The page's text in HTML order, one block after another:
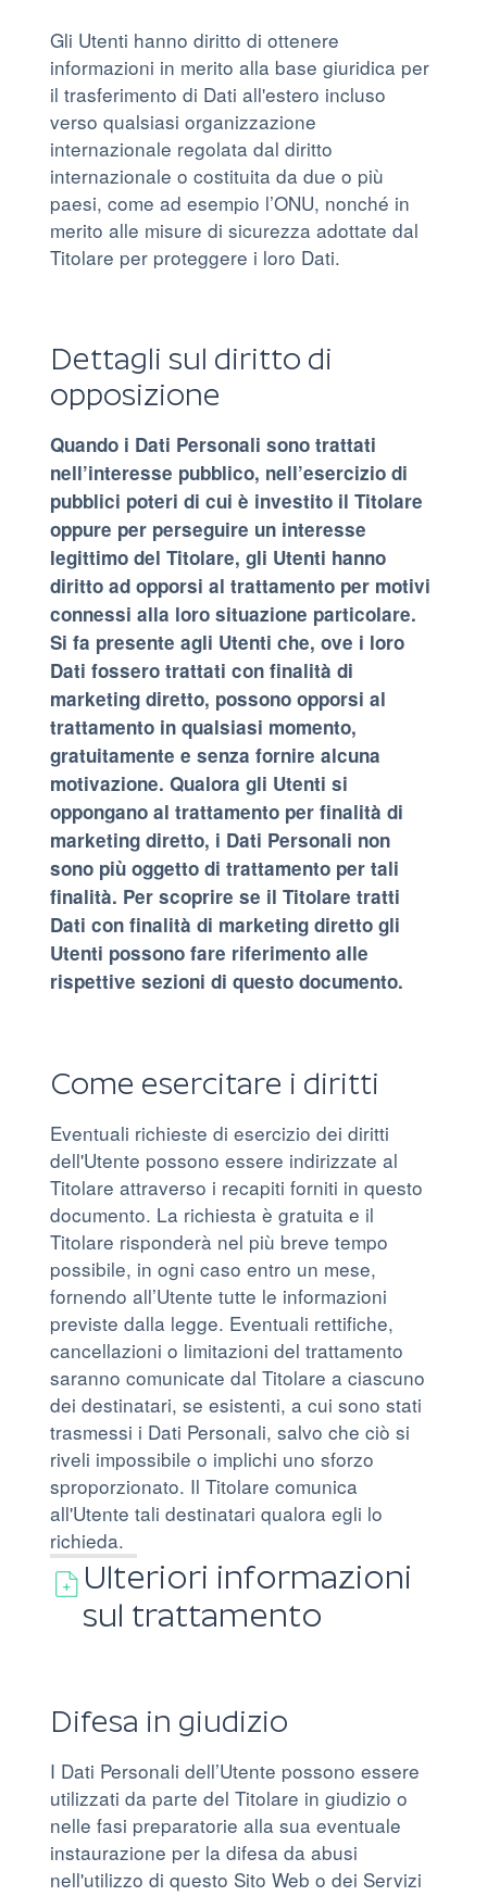
Gli Utenti hanno diritto di ottenere
informazioni in merito alla base giuridica per
il trasferimento di Dati all'estero incluso
verso qualsiasi organizzazione
internazionale regolata dal diritto
internazionale o costituita da due o più
paesi, come ad esempio l’ONU, nonché in
merito alle misure di sicurezza adottate dal
Titolare per proteggere i loro Dati.
Dettagli sul diritto di
opposizione
Quando i Dati Personali sono trattati
nell’interesse pubblico, nell’esercizio di
pubblici poteri di cui è investito il Titolare
oppure per perseguire un interesse
legittimo del Titolare, gli Utenti hanno
diritto ad opporsi al trattamento per motivi
connessi alla loro situazione particolare.
Si fa presente agli Utenti che, ove i loro
Dati fossero trattati con finalità di
marketing diretto, possono opporsi al
trattamento in qualsiasi momento,
gratuitamente e senza fornire alcuna
motivazione. Qualora gli Utenti si
oppongano al trattamento per finalità di
marketing diretto, i Dati Personali non
sono più oggetto di trattamento per tali
finalità. Per scoprire se il Titolare tratti
Dati con finalità di marketing diretto gli
Utenti possono fare riferimento alle
rispettive sezioni di questo documento.
Come esercitare i diritti
Eventuali richieste di esercizio dei diritti
dell'Utente possono essere indirizzate al
Titolare attraverso i recapiti forniti in questo
documento. La richiesta è gratuita e il
Titolare risponderà nel più breve tempo
possibile, in ogni caso entro un mese,
fornendo all’Utente tutte le informazioni
previste dalla legge. Eventuali rettifiche,
cancellazioni o limitazioni del trattamento
saranno comunicate dal Titolare a ciascuno
dei destinatari, se esistenti, a cui sono stati
trasmessi i Dati Personali, salvo che ciò si
riveli impossibile o implichi uno sforzo
sproporzionato. Il Titolare comunica
all'Utente tali destinatari qualora egli lo
richieda.
Ulteriori informazioni
sul trattamento
Difesa in giudizio
I Dati Personali dell’Utente possono essere
utilizzati da parte del Titolare in giudizio o
nelle fasi preparatorie alla sua eventuale
instaurazione per la difesa da abusi
nell'utilizzo di questo Sito Web o dei Servizi